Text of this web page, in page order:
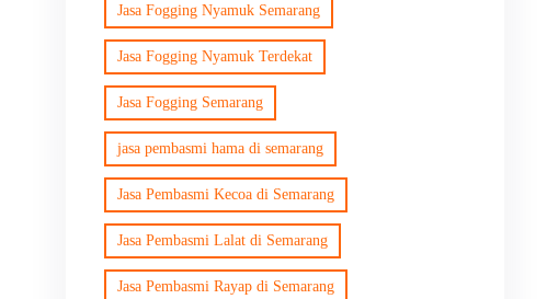
Jasa Fogging Nyamuk Semarang
Jasa Fogging Nyamuk Terdekat
Jasa Fogging Semarang
jasa pembasmi hama di semarang
Jasa Pembasmi Kecoa di Semarang
Jasa Pembasmi Lalat di Semarang
Jasa Pembasmi Rayap di Semarang